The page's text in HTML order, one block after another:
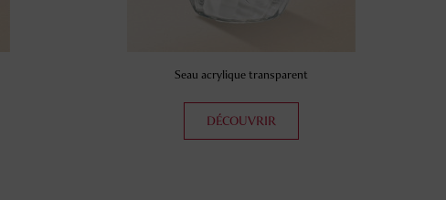
Seau acrylique transparent
DÉCOUVRIR